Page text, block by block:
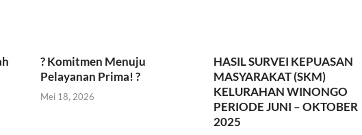
? Komitmen Menuju
Pelayanan Prima! ?
Mei 18, 2026
HASIL SURVEI KEPUASAN
MASYARAKAT (SKM)
KELURAHAN WINONGO
PERIODE JUNI – OKTOBER
2025